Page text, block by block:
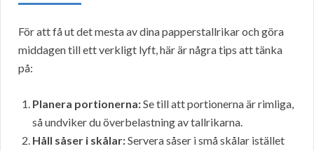
För att få ut det mesta av dina papperstallrikar och göra
middagen till ett verkligt lyft, här är några tips att tänka
på:
Planera portionerna:Se till att portionerna är rimliga,
så undviker du överbelastning av tallrikarna.
Håll såser i skålar:Servera såser i små skålar istället